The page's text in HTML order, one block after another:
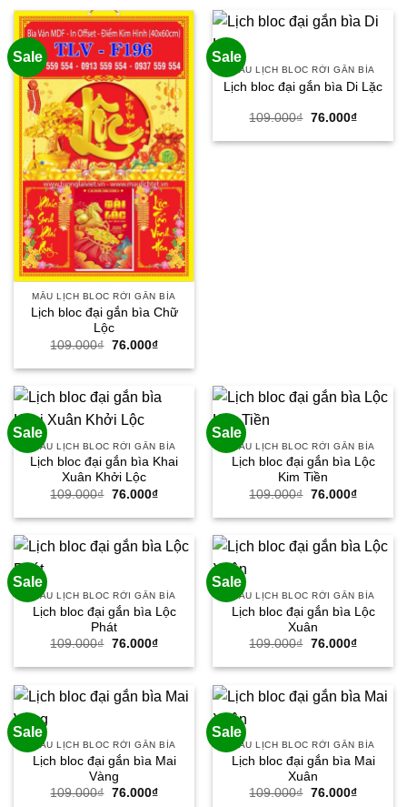
76.000₫.
76.000₫.
Sale
MẪU LỊCH BLOC RỜI GẮN BÌA
Lịch bloc đại gắn bìa Chữ
Lộc
109.000₫ Giá
là:
76.000₫Giá
tại
76.000₫.
Sale
MẪU LỊCH BLOC RỜI GẮN BÌA
Lịch bloc đại gắn bìa Di Lặc
109.000₫ Giá
là:
76.000₫Giá
tại
Sale
MẪU LỊCH BLOC RỜI GẮN BÌA
Lịch bloc đại gắn bìa Khai
Xuân Khởi Lộc
109.000₫ Giá
là:
76.000₫Giá
tại
76.000₫.
Sale
MẪU LỊCH BLOC RỜI GẮN BÌA
Lịch bloc đại gắn bìa Lộc
Kim Tiền
109.000₫ Giá
là:
76.000₫Giá
tại
76.000₫.
Sale
MẪU LỊCH BLOC RỜI GẮN BÌA
Lịch bloc đại gắn bìa Lộc
Phát
109.000₫ Giá
là:
76.000₫Giá
tại
76.000₫.
Sale
MẪU LỊCH BLOC RỜI GẮN BÌA
Lịch bloc đại gắn bìa Lộc
Xuân
109.000₫ Giá
là:
76.000₫Giá
tại
76.000₫.
Sale
MẪU LỊCH BLOC RỜI GẮN BÌA
Lịch bloc đại gắn bìa Mai
Vàng
109.000₫ Giá
76.000₫Giá
Sale
MẪU LỊCH BLOC RỜI GẮN BÌA
Lịch bloc đại gắn bìa Mai
Xuân
109.000₫ Giá
76.000₫Giá